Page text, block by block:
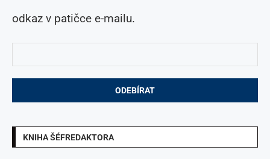
odkaz v patičce e-mailu.
KNIHA ŠÉFREDAKTORA